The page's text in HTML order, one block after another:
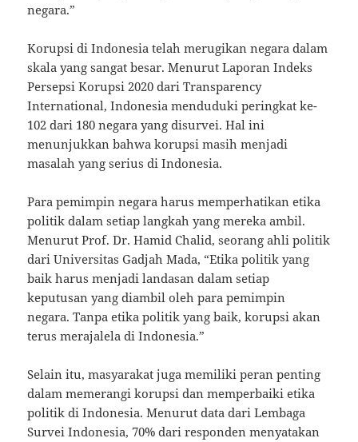
negara.”
Korupsi di Indonesia telah merugikan negara dalam
skala yang sangat besar. Menurut Laporan Indeks
Persepsi Korupsi 2020 dari Transparency
International, Indonesia menduduki peringkat ke-
102 dari 180 negara yang disurvei. Hal ini
menunjukkan bahwa korupsi masih menjadi
masalah yang serius di Indonesia.
Para pemimpin negara harus memperhatikan etika
politik dalam setiap langkah yang mereka ambil.
Menurut Prof. Dr. Hamid Chalid, seorang ahli politik
dari Universitas Gadjah Mada, “Etika politik yang
baik harus menjadi landasan dalam setiap
keputusan yang diambil oleh para pemimpin
negara. Tanpa etika politik yang baik, korupsi akan
terus merajalela di Indonesia.”
Selain itu, masyarakat juga memiliki peran penting
dalam memerangi korupsi dan memperbaiki etika
politik di Indonesia. Menurut data dari Lembaga
Survei Indonesia, 70% dari responden menyatakan